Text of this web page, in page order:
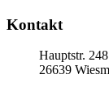
Kontakt
Hauptstr. 248
26639